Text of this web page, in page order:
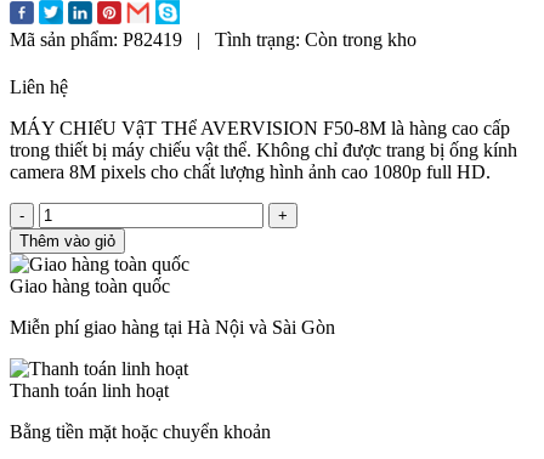
Mã sản phẩm: P82419 | Tình trạng: Còn trong kho
Liên hệ
MÁY CHIếU VậT THể AVERVISION F50-8M là hàng cao cấp
trong thiết bị máy chiếu vật thể. Không chỉ được trang bị ống kính
camera 8M pixels cho chất lượng hình ảnh cao 1080p full HD.
-
+
Thêm vào giỏ
Giao hàng toàn quốc
Miễn phí giao hàng tại Hà Nội và Sài Gòn
Thanh toán linh hoạt
Bằng tiền mặt hoặc chuyển khoản